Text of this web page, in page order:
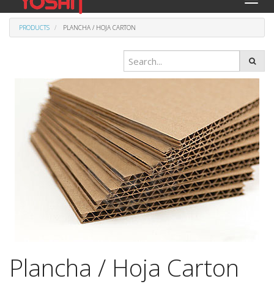
PRODUCTS PLANCHA / HOJA CARTON
Plancha / Hoja Carton